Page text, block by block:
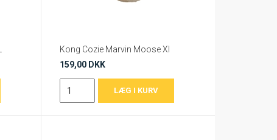
Kong Cozie Marvin Moose Xl
159,00 DKK